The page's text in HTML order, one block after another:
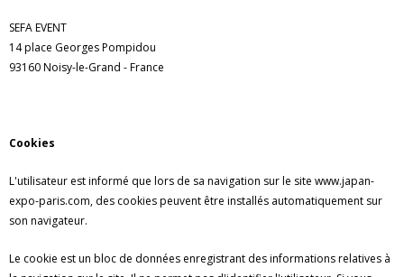
SEFA EVENT
14 place Georges Pompidou
93160 Noisy-le-Grand - France
Cookies
L'utilisateur est informé que lors de sa navigation sur le site www.japan-
expo-paris.com, des cookies peuvent être installés automatiquement sur
son navigateur.
Le cookie est un bloc de données enregistrant des informations relatives à